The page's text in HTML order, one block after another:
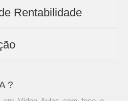
Rentabilidade
?